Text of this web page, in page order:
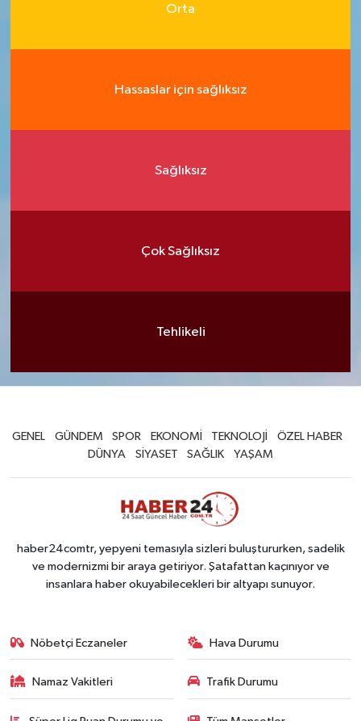
Orta
Hassaslar için sağlıksız
Sağlıksız
Çok Sağlıksız
Tehlikeli
GENEL GÜNDEM SPOR EKONOMİ TEKNOLOJİ
ÖZEL HABER
DÜNYA
SİYASET SAĞLIK YAŞAM
haber24comtr, yepyeni temasıyla sizleri buluştururken, sadelik
ve modernizmi bir araya getiriyor. Şatafattan kaçınıyor ve
insanlara haber okuyabilecekleri bir altyapı sunuyor.
Nöbetçi Eczaneler Hava Durumu
Namaz Vakitleri Trafik Durumu